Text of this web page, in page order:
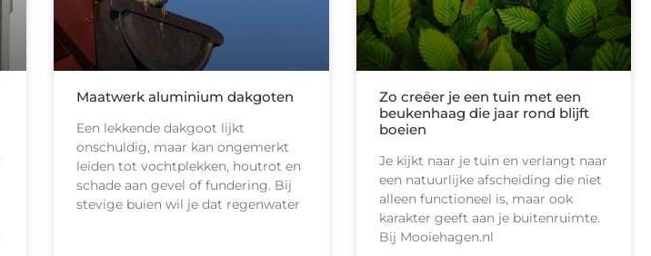
Maatwerk aluminium dakgoten
Een lekkende dakgoot lijkt
onschuldig, maar kan ongemerkt
leiden tot vochtplekken, houtrot en
schade aan gevel of fundering. Bij
stevige buien wil je dat regenwater
Zo creëer je een tuin met een
beukenhaag die jaar rond blijft
boeien
Je kijkt naar je tuin en verlangt naar
een natuurlijke afscheiding die niet
alleen functioneel is, maar ook
karakter geeft aan je buitenruimte.
Bij Mooiehagen.nl